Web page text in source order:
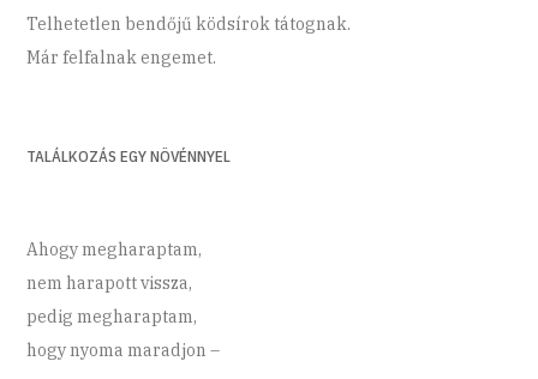
Telhetetlen bendőjű ködsírok tátognak.
Már felfalnak engemet.
TALÁLKOZÁS EGY NÖVÉNNYEL
Ahogy megharaptam,
nem harapott vissza,
pedig megharaptam,
hogy nyoma maradjon –